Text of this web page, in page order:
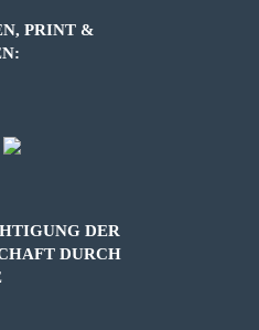
PRINT &
DER
DURCH